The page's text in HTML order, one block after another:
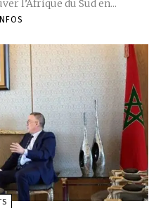
l’Afrique du Sud en...